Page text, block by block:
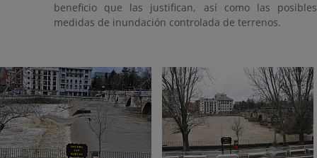
beneficio que las justifican, así como las posibles
medidas de inundación controlada de terrenos.